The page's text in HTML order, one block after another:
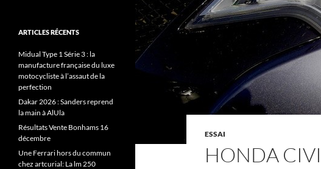
ESSAI
HONDA
ARTICLES RÉCENTS
Midual Type 1 Série 3 : la
manufacture française du luxe
motocycliste à l’assaut de la
perfection
Dakar 2026 : Sanders reprend
la main à AlUla
Résultats Vente Bonhams 16
décembre
Une Ferrari hors du commun
chez artcurial: La lm 250